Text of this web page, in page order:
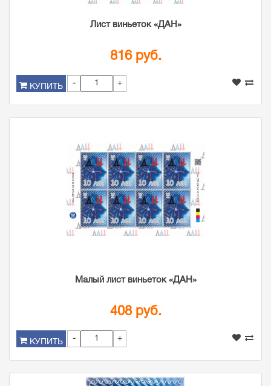
Лист виньеток «ДАН»
816 руб.
КУПИТЬ - +
Малый лист виньеток «ДАН»
408 руб.
КУПИТЬ - +